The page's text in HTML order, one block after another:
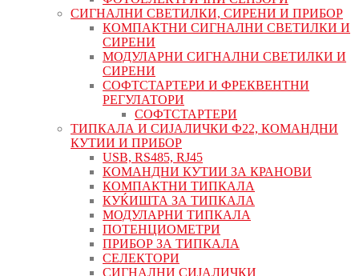
СИГНАЛНИ СВЕТИЛКИ, СИРЕНИ И ПРИБОР
КОМПАКТНИ СИГНАЛНИ СВЕТИЛКИ И
СИРЕНИ
МОДУЛАРНИ СИГНАЛНИ СВЕТИЛКИ И
СИРЕНИ
СОФТСТАРТЕРИ И ФРЕКВЕНТНИ
РЕГУЛАТОРИ
СОФТСТАРТЕРИ
ТИПКАЛА И СИЈАЛИЧКИ Ф22, КОМАНДНИ
КУТИИ И ПРИБОР
USB, RS485, RJ45
КОМАНДНИ КУТИИ ЗА КРАНОВИ
КОМПАКТНИ ТИПКАЛА
КУЌИШТА ЗА ТИПКАЛА
МОДУЛАРНИ ТИПКАЛА
ПОТЕНЦИОМЕТРИ
ПРИБОР ЗА ТИПКАЛА
СЕЛЕКТОРИ
СИГНАЛНИ СИЈАЛИЧКИ